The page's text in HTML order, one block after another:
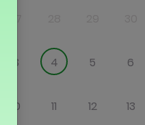
3 4 5 6
10 11 12 13